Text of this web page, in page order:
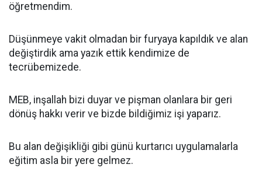
öğretmendim.
Düşünmeye vakit olmadan bir furyaya kapıldık ve alan
değiştirdik ama yazık ettik kendimize de
tecrübemizede.
MEB, inşallah bizi duyar ve pişman olanlara bir geri
dönüş hakkı verir ve bizde bildiğimiz işi yaparız.
Bu alan değişikliği gibi günü kurtarıcı uygulamalarla
eğitim asla bir yere gelmez.